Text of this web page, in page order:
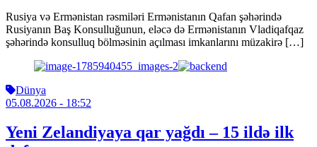
Rusiya və Ermənistan rəsmiləri Ermənistanın Qafan şəhərində
Rusiyanın Baş Konsulluğunun, eləcə də Ermənistanın Vladiqafqaz
şəhərində konsulluq bölməsinin açılması imkanlarını müzakirə […]
Dünya
05.08.2026 - 18:52
Yeni Zelandiyaya qar yağdı – 15 ildə ilk